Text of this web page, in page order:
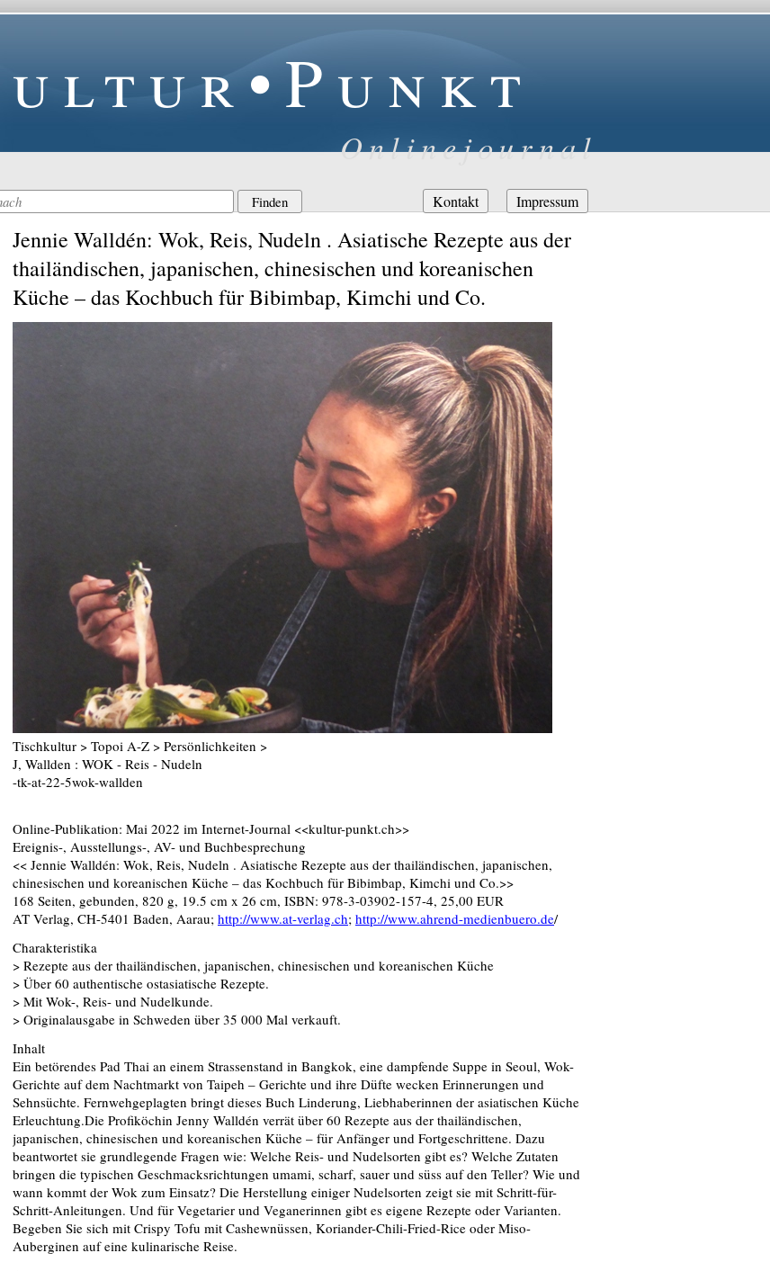
Onlinejournal
Navigation
überspringen
Kontakt Impressum
Jennie Walldén: Wok, Reis, Nudeln . Asiatische Rezepte aus der
thailändischen, japanischen, chinesischen und koreanischen
Küche – das Kochbuch für Bibimbap, Kimchi und Co.
Tischkultur > Topoi A-Z > Persönlichkeiten >
J, Wallden : WOK - Reis - Nudeln
-tk-at-22-5wok-wallden
Online-Publikation: Mai 2022 im Internet-Journal <<kultur-punkt.ch>>
Ereignis-, Ausstellungs-, AV- und Buchbesprechung
<< Jennie Walldén: Wok, Reis, Nudeln . Asiatische Rezepte aus der thailändischen, japanischen,
chinesischen und koreanischen Küche – das Kochbuch für Bibimbap, Kimchi und Co.>>
168 Seiten, gebunden, 820 g, 19.5 cm x 26 cm, ISBN: 978-3-03902-157-4, 25,00 EUR
AT Verlag, CH-5401 Baden, Aarau; http://www.at-verlag.ch; http://www.ahrend-medienbuero.de/
Charakteristika
> Rezepte aus der thailändischen, japanischen, chinesischen und koreanischen Küche
> Über 60 authentische ostasiatische Rezepte.
> Mit Wok-, Reis- und Nudelkunde.
> Originalausgabe in Schweden über 35 000 Mal verkauft.
Inhalt
Ein betörendes Pad Thai an einem Strassenstand in Bangkok, eine dampfende Suppe in Seoul, Wok-
Gerichte auf dem Nachtmarkt von Taipeh – Gerichte und ihre Düfte wecken Erinnerungen und
Sehnsüchte. Fernwehgeplagten bringt dieses Buch Linderung, Liebhaberinnen der asiatischen Küche
Erleuchtung.Die Profiköchin Jenny Walldén verrät über 60 Rezepte aus der thailändischen,
japanischen, chinesischen und koreanischen Küche – für Anfänger und Fortgeschrittene. Dazu
beantwortet sie grundlegende Fragen wie: Welche Reis- und Nudelsorten gibt es? Welche Zutaten
bringen die typischen Geschmacksrichtungen umami, scharf, sauer und süss auf den Teller? Wie und
wann kommt der Wok zum Einsatz? Die Herstellung einiger Nudelsorten zeigt sie mit Schritt-für-
Schritt-Anleitungen. Und für Vegetarier und Veganerinnen gibt es eigene Rezepte oder Varianten.
Begeben Sie sich mit Crispy Tofu mit Cashewnüssen, Koriander-Chili-Fried-Rice oder Miso-
Auberginen auf eine kulinarische Reise.